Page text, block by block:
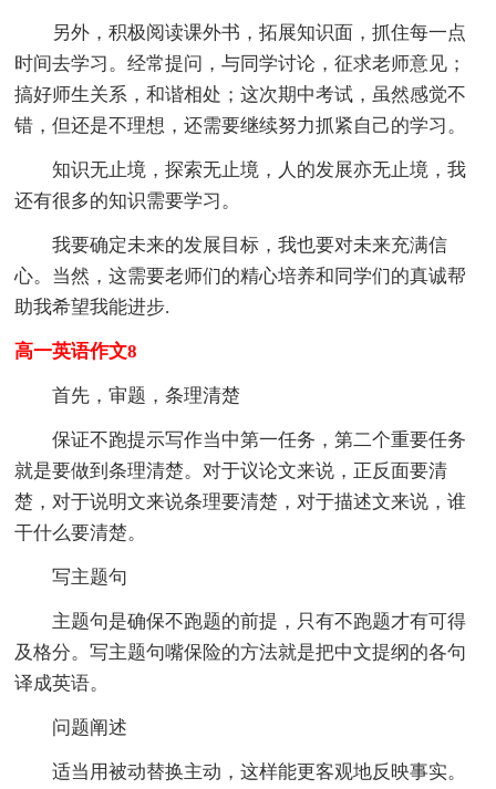
另外，积极阅读课外书，拓展知识面，抓住每一点
时间去学习。经常提问，与同学讨论，征求老师意见；
搞好师生关系，和谐相处；这次期中考试，虽然感觉不
错，但还是不理想，还需要继续努力抓紧自己的学习。
知识无止境，探索无止境，人的发展亦无止境，我
还有很多的知识需要学习。
我要确定未来的发展目标，我也要对未来充满信
心。当然，这需要老师们的精心培养和同学们的真诚帮
助我希望我能进步.
高一英语作文8
首先，审题，条理清楚
保证不跑提示写作当中第一任务，第二个重要任务
就是要做到条理清楚。对于议论文来说，正反面要清
楚，对于说明文来说条理要清楚，对于描述文来说，谁
干什么要清楚。
写主题句
主题句是确保不跑题的前提，只有不跑题才有可得
及格分。写主题句嘴保险的方法就是把中文提纲的各句
译成英语。
问题阐述
适当用被动替换主动，这样能更客观地反映事实。